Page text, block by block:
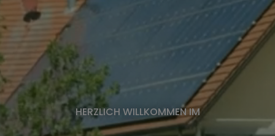
Behindertenbeauftragter
Wahl Ortssprecher
Ortsrecht (Satzungen und Verordnungen)
Bürgerversammlung
HERZLICH WILLKOMMEN IM